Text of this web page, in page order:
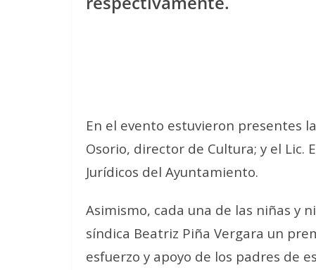
En el evento estuvieron presentes
Osorio, director de Cultura; y el Lic.
Jurídicos del Ayuntamiento.
Asimismo, cada una de las niñas y
síndica Beatriz Piña Vergara un
esfuerzo y apoyo de los padres de